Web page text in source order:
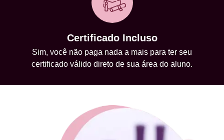
Certificado Incluso
Sim, você não paga nada a mais para ter seu
certificado válido direto de sua área do aluno.